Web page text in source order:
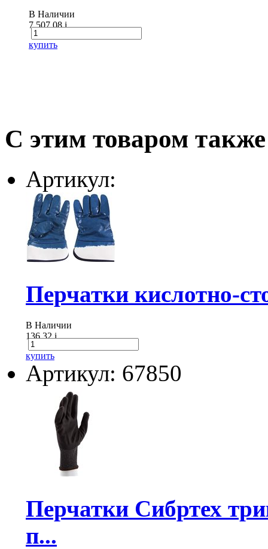
В Наличии
7 507.08i
купить
С этим товаром
Артикул:
Перчатки кислотно-
В Наличии
136.32i
купить
Артикул: 67850
Перчатки Сибртех
п...